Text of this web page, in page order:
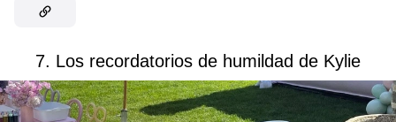
7. Los recordatorios de humildad de Kylie